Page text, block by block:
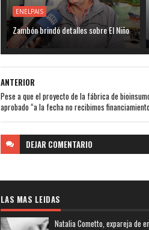
ENELPAIS
Zambón brindó detalles sobre El Niño
ANTERIOR
Pese a que el proyecto de la fábrica de
aprobado “a la fecha no recibimos
DEJAR COMENTARIO
LAS MAS LEIDAS
Natalia Cometto, expareja de